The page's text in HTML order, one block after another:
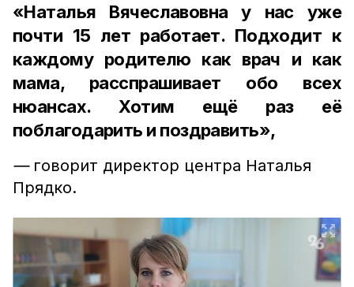
«Наталья Вячеславовна у нас уже
почти 15 лет работает. Подходит к
каждому родителю как врач и как
мама, расспрашивает обо всех
нюансах. Хотим ещё раз её
поблагодарить и поздравить»,
— говорит директор центра Наталья
Прядко.